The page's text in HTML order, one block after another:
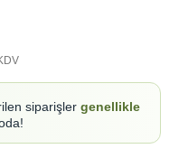
siparişler genellikle